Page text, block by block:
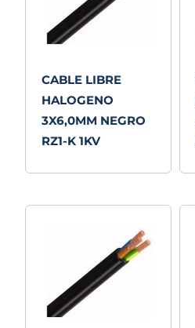
CABLE LIBRE
HALOGENO
3X6,0MM NEGRO
RZ1-K 1KV